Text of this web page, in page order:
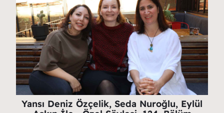
Yansı Deniz Özçelik, Seda Nuroğlu, Eylül